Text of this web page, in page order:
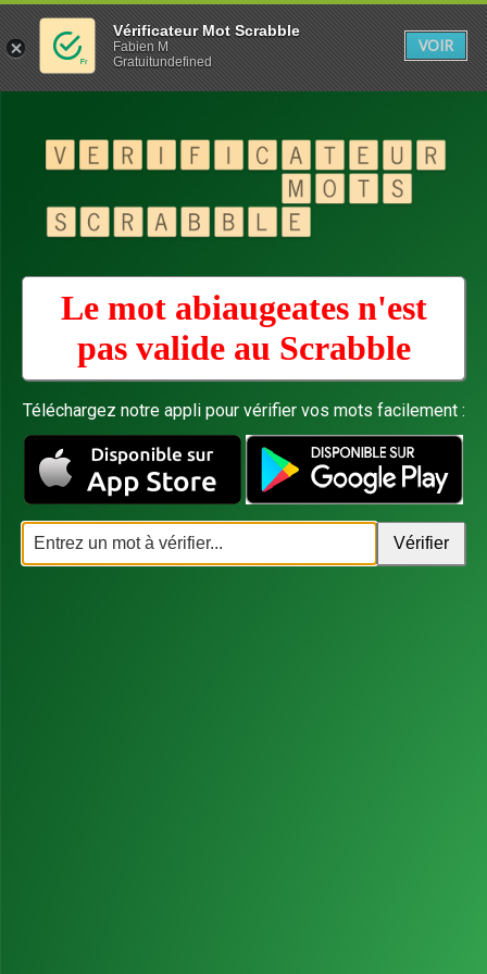
Le mot abiaugeates n'est
pas valide au Scrabble
Téléchargez notre appli pour vérifier vos mots facilement :
Vérificateur Mot Scrabble
Fabien M
Gratuitundefined
VOIR